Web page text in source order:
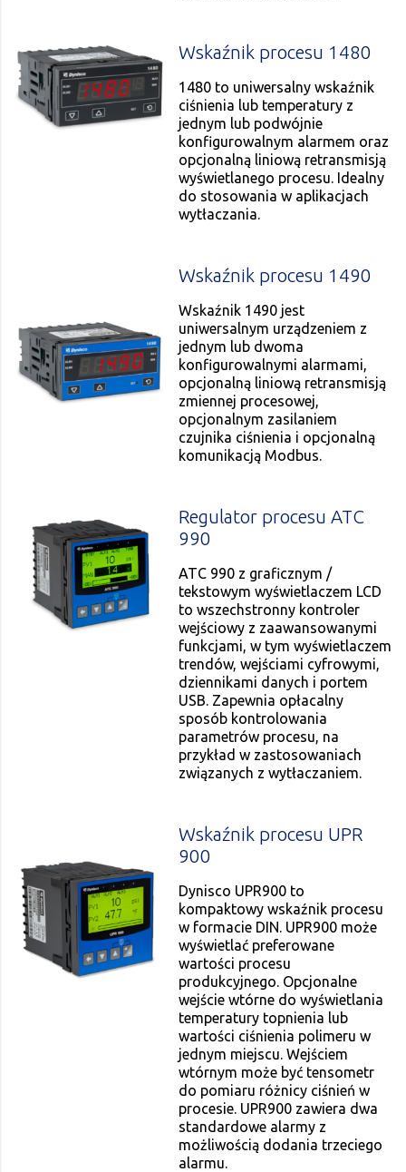
Wskaźnik procesu 1480
1480 to uniwersalny wskaźnik
ciśnienia lub temperatury z
jednym lub podwójnie
konfigurowalnym alarmem oraz
opcjonalną liniową retransmisją
wyświetlanego procesu. Idealny
do stosowania w aplikacjach
wytłaczania.
Wskaźnik procesu 1490
Wskaźnik 1490 jest
uniwersalnym urządzeniem z
jednym lub dwoma
konfigurowalnymi alarmami,
opcjonalną liniową retransmisją
zmiennej procesowej,
opcjonalnym zasilaniem
czujnika ciśnienia i opcjonalną
komunikacją Modbus.
Regulator procesu ATC
990
ATC 990 z graficznym /
tekstowym wyświetlaczem LCD
to wszechstronny kontroler
wejściowy z zaawansowanymi
funkcjami, w tym wyświetlaczem
trendów, wejściami cyfrowymi,
dziennikami danych i portem
USB. Zapewnia opłacalny
sposób kontrolowania
parametrów procesu, na
przykład w zastosowaniach
związanych z wytłaczaniem.
Wskaźnik procesu UPR
900
Dynisco UPR900 to
kompaktowy wskaźnik procesu
w formacie DIN. UPR900 może
wyświetlać preferowane
wartości procesu
produkcyjnego. Opcjonalne
wejście wtórne do wyświetlania
temperatury topnienia lub
wartości ciśnienia polimeru w
jednym miejscu. Wejściem
wtórnym może być tensometr
do pomiaru różnicy ciśnień w
procesie. UPR900 zawiera dwa
standardowe alarmy z
możliwością dodania trzeciego
alarmu.